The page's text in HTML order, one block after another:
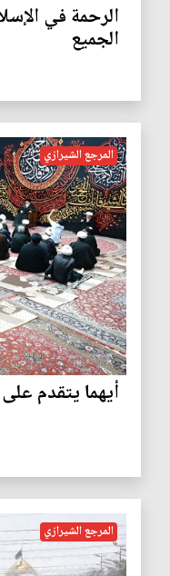
الرحمة في
الجميع
المرجع الشيرازي
أيهما يتقدم
المرجع الشيرازي